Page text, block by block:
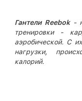
Гантели Reebok-
тренировки -
аэробической. С
нагрузки,
калорий.